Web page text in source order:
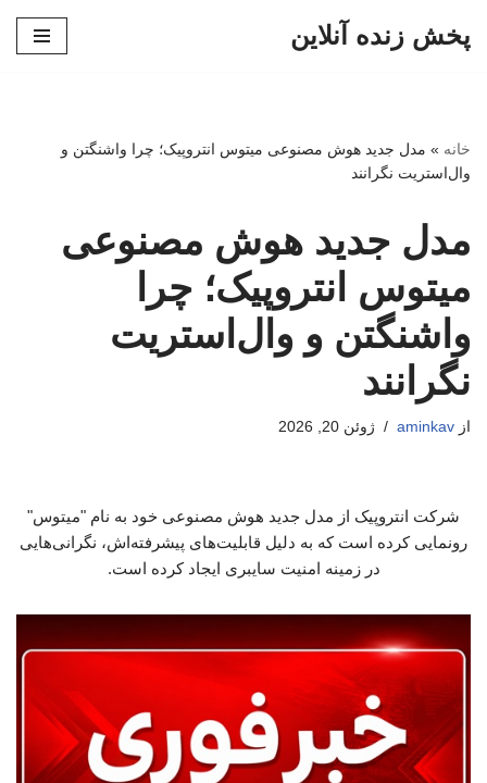
پخش زنده آنلاین
خانه » مدل جدید هوش مصنوعی میتوس انتروپیک؛ چرا واشنگتن و
وال‌استریت نگرانند
مدل جدید هوش مصنوعی
میتوس انتروپیک؛ چرا
واشنگتن و وال‌استریت
نگرانند
از aminkav ژوئن 20, 2026
شرکت انتروپیک از مدل جدید هوش مصنوعی خود به نام "میتوس"
رونمایی کرده است که به دلیل قابلیت‌های پیشرفته‌اش، نگرانی‌هایی
در زمینه امنیت سایبری ایجاد کرده است.